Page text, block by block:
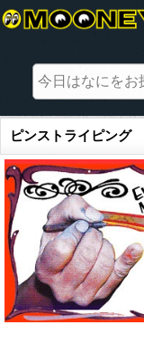
ピンストライピング